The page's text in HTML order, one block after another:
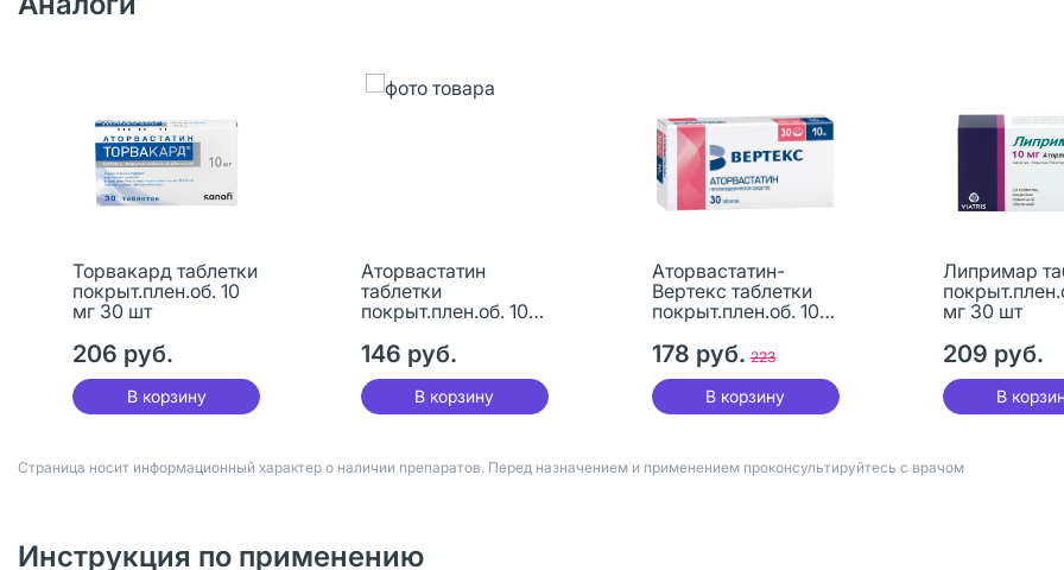
Торвакард таблетки
покрыт.плен.об. 10
мг 30 шт
206 руб.
В корзину
Аторвастатин
таблетки
покрыт.плен.об. 10
146 руб.
В корзину
Аторвастатин-
Вертекс таблетки
покрыт.плен.об. 10
178 руб. 223
В корзину
Липримар
мг 30 шт
209 руб.
В
Страница носит информационный характер о наличии препаратов. Перед назначением и применением проконсультируйтесь с врачом
Инструкция по применению